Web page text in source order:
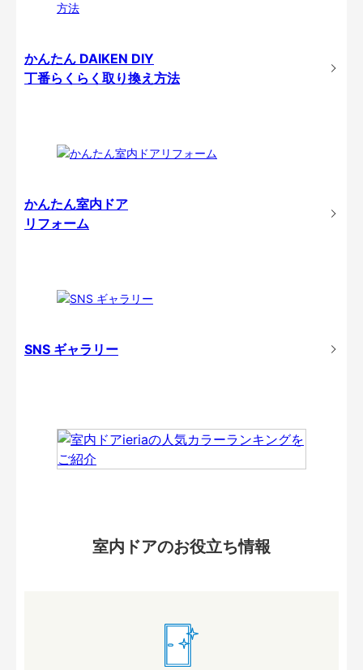
かんたん DAIKEN DIY
丁番らくらく取り換え方法
かんたん室内ドア
リフォーム
SNS ギャラリー
室内ドアのお役立ち情報